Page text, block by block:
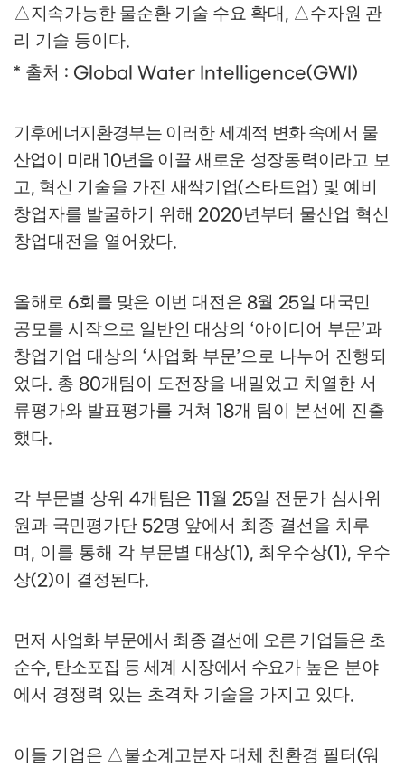
△지속가능한 물순환 기술 수요 확대 , △수자원 관
리 기술 등이다.
* 출처 : Global Water Intelligence(GWI)
기후에너지환경부는 이러한 세계적 변화 속에서 물
산업이 미래10년을 이끌 새로운 성장동력이라고 보
고, 혁신 기술을 가진 새싹기업(스타트업) 및 예비
창업자를 발굴하기 위해2020년부터 물산업 혁신
창업대전을 열어왔다.
올해로6회를 맞은 이번 대전은 8월 25일 대국민
공모를 시작으로 일반인 대상의‘아이디어 부문’과
창업기업 대상의 ‘사업화 부문’으로 나누어 진행되
었다. 총 80개팀이 도전장을 내밀었고 치열한 서
류평가와 발표평가를 거쳐 18개 팀이 본선에 진출
했다.
각 부문별 상위 4개팀은11 월 25일 전문가 심사위
원과 국민평가단 52명 앞에서 최종 결선을 치루
며 , 이를 통해 각 부문별 대상(1), 최우수상(1), 우수
상(2)이 결정된다.
먼저 사업화 부문에서 최종 결선에 오른 기업들은 초
순수, 탄소포집 등 세계 시장에서 수요가 높은 분야
에서 경쟁력 있는 초격차 기술을 가지고 있다.
이들 기업은 △불소계고분자 대체 친환경 필터(워